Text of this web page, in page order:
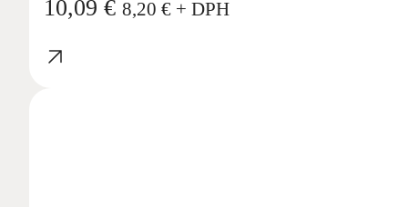
10,09 € 8,20 € + DPH